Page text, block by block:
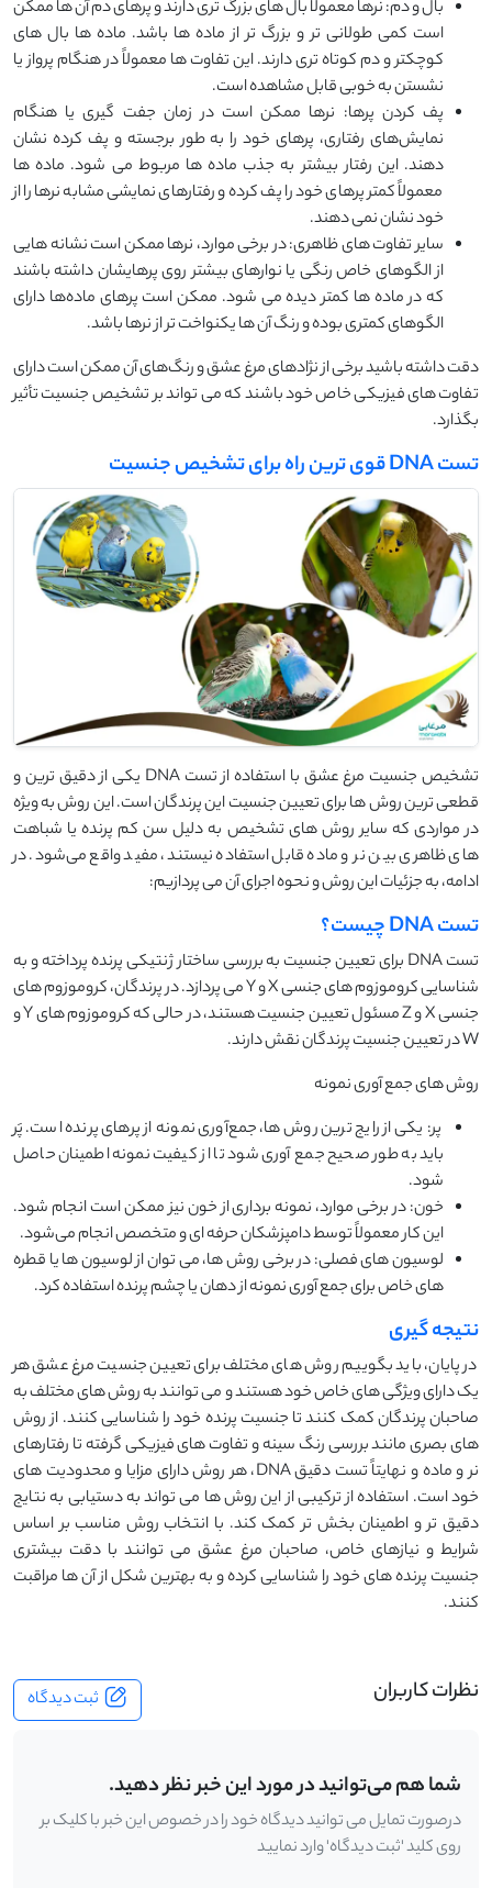
بال و دم: نرها معمولاً بال ‌های بزرگ‌ تری دارند و پرهای دم آن‌ ها ممکن
است کمی طولانی ‌تر و بزرگ ‌تر از ماده ‌ها باشد. ماده‌ ها بال ‌های
کوچکتر و دم کوتاه‌ تری دارند. این تفاوت‌ ها معمولاً در هنگام پرواز یا
نشستن به خوبی قابل مشاهده است.
پف کردن پرها: نرها ممکن است در زمان جفت ‌گیری یا هنگام
نمایش‌های رفتاری، پرهای خود را به‌ طور برجسته و پف کرده نشان
دهند. این رفتار بیشتر به جذب ماده ‌ها مربوط می‌ شود. ماده‌ ها
معمولاً کمتر پرهای خود را پف کرده و رفتارهای نمایشی مشابه نرها را از
خود نشان نمی ‌دهند.
سایر تفاوت های ظاهری: در برخی موارد، نرها ممکن است نشانه‌ هایی
از الگوهای خاص رنگی یا نوارهای بیشتر روی پرهایشان داشته باشند
که در ماده‌ ها کمتر دیده می ‌شود. ممکن است پرهای ماده‌ها دارای
الگوهای کمتری بوده و رنگ آن ‌ها یکنواخت ‌تر از نرها باشد.
دقت داشته باشید برخی از نژادهای مرغ عشق و رنگ‌های آن ممکن است دارای
تفاوت‌ های فیزیکی خاص خود باشند که می ‌تواند بر تشخیص جنسیت تأثیر
بگذارد.
تست DNA قوی ترین راه برای تشخیص جنسیت
تشخیص جنسیت مرغ عشق با استفاده از تست DNA یکی از دقیق ‌ترین و
قطعی‌ ترین روش‌ ها برای تعیین جنسیت این پرندگان است. این روش به‌ ویژه
در مواردی که سایر روش‌ های تشخیص به دلیل سن کم پرنده یا شباهت‌
های ظاهری بین نر و ماده قابل استفاده نیستند، مفید واقع می‌شود. در
ادامه، به جزئیات این روش و نحوه اجرای آن می ‌پردازیم:
تست DNA چیست؟
تست DNA برای تعیین جنسیت به بررسی ساختار ژنتیکی پرنده پرداخته و به
شناسایی کروموزوم ‌های جنسی X و Y می ‌پردازد. در پرندگان، کروموزوم ‌های
جنسی X و Z مسئول تعیین جنسیت هستند، در حالی که کروموزوم ‌های Y و
W در تعیین جنسیت پرندگان نقش دارند.
روش های جمع آوری نمونه
پر: یکی از رایج‌ ترین روش‌ ها، جمع‌آوری نمونه از پرهای پرنده است. پَر
باید به‌ طور صحیح جمع ‌آوری شود تا از کیفیت نمونه اطمینان حاصل
شود.
خون: در برخی موارد، نمونه ‌برداری از خون نیز ممکن است انجام شود.
این کار معمولاً توسط دامپزشکان حرفه ‌ای و متخصص انجام می‌شود.
لوسیون های فصلی: در برخی روش ‌ها، می ‌توان از لوسیون‌ ها یا قطره‌
های خاص برای جمع ‌آوری نمونه از دهان یا چشم پرنده استفاده کرد.
نتیجه گیری
در پایان، باید بگوییم روش ‌های مختلف برای تعیین جنسیت مرغ عشق هر
یک دارای ویژگی ‌های خاص خود هستند و می ‌توانند به روش‌ های مختلف به
صاحبان پرندگان کمک کنند تا جنسیت پرنده خود را شناسایی کنند. از روش
‌های بصری مانند بررسی رنگ سینه و تفاوت ‌های فیزیکی گرفته تا رفتارهای
نر و ماده و نهایتاً تست دقیق DNA، هر روش دارای مزایا و محدودیت‌ های
خود است. استفاده از ترکیبی از این روش ‌ها می ‌تواند به دستیابی به نتایج
دقیق ‌تر و اطمینان ‌بخش ‌تر کمک کند. با انتخاب روش مناسب بر اساس
شرایط و نیازهای خاص، صاحبان مرغ عشق می‌ توانند با دقت بیشتری
جنسیت پرنده ‌های خود را شناسایی کرده و به بهترین شکل از آن ‌ها مراقبت
کنند.
نظرات کاربران ثبت دیدگاه
شما هم می‌توانید در مورد این خبر نظر دهید.
درصورت تمایل می توانید دیدگاه خود را در خصوص این خبر با کلیک بر
روی کلید 'ثبت دیدگاه' وارد نمایید